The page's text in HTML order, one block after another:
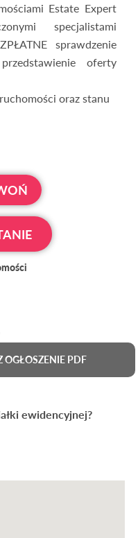
ewidencyjnej?
Estate Expert
specjalistami
sprawdzenie
oferty
oraz stanu
OGŁOSZENIE PDF